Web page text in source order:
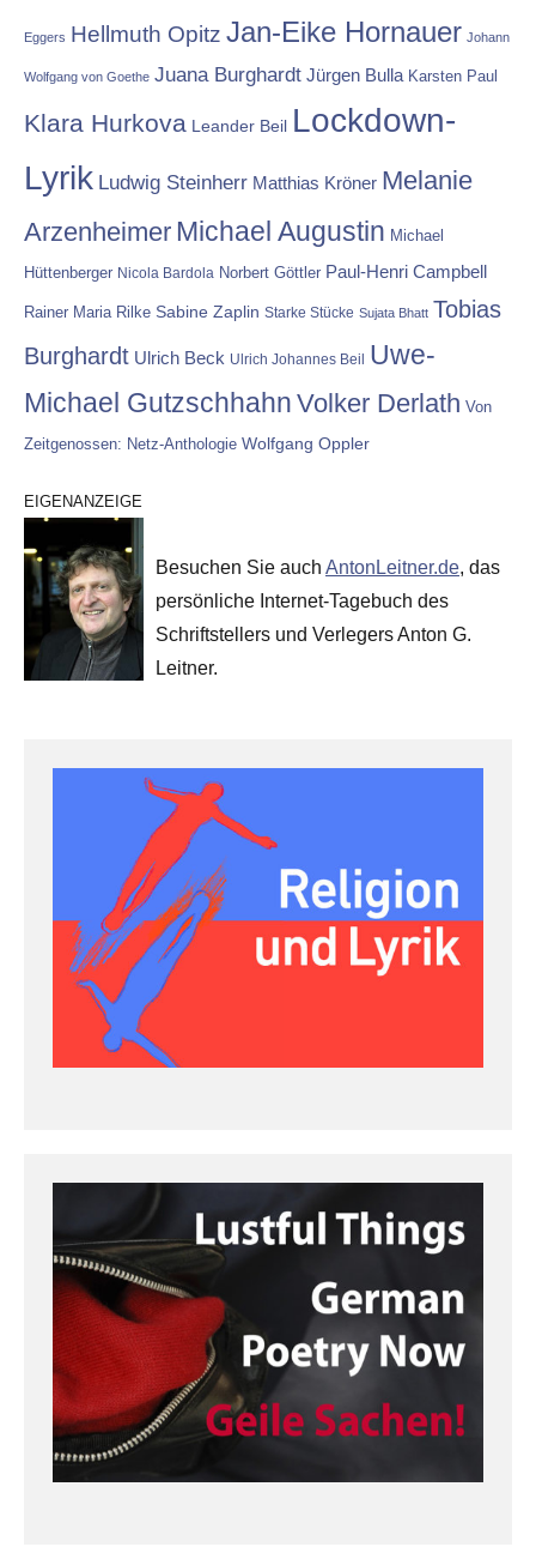
Eggers Hellmuth Opitz Jan-Eike Hornauer Johann
Wolfgang von Goethe Juana Burghardt Jürgen Bulla Karsten Paul
Klara Hurkova Leander Beil Lockdown-
Lyrik Ludwig Steinherr Matthias Kröner Melanie
Arzenheimer Michael Augustin Michael
Hüttenberger Nicola Bardola Norbert Göttler Paul-Henri Campbell
Rainer Maria Rilke Sabine Zaplin Starke Stücke Sujata Bhatt Tobias
Burghardt Ulrich Beck Ulrich Johannes Beil Uwe-
Michael Gutzschhahn Volker Derlath Von
Zeitgenossen: Netz-Anthologie Wolfgang Oppler
EIGENANZEIGE
Besuchen Sie auch AntonLeitner.de, das
persönliche Internet-Tagebuch des
Schriftstellers und Verlegers Anton G.
Leitner.